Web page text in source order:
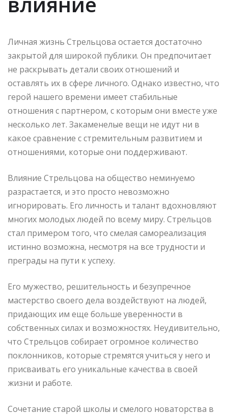
Личная жизнь Стрельцова остается достаточно
закрытой для широкой публики. Он предпочитает
не раскрывать детали своих отношений и
оставлять их в сфере личного. Однако известно, что
герой нашего времени имеет стабильные
отношения с партнером, с которым они вместе уже
несколько лет. Закаменелые вещи не идут ни в
какое сравнение с стремительным развитием и
отношениями, которые они поддерживают.
Влияние Стрельцова на общество неминуемо
разрастается, и это просто невозможно
игнорировать. Его личность и талант вдохновляют
многих молодых людей по всему миру. Стрельцов
стал примером того, что смелая самореализация
истинно возможна, несмотря на все трудности и
преграды на пути к успеху.
Его мужество, решительность и безупречное
мастерство своего дела воздействуют на людей,
придающих им еще больше уверенности в
собственных силах и возможностях. Неудивительно,
что Стрельцов собирает огромное количество
поклонников, которые стремятся учиться у него и
присваивать его уникальные качества в своей
жизни и работе.
Сочетание старой школы и смелого новаторства в